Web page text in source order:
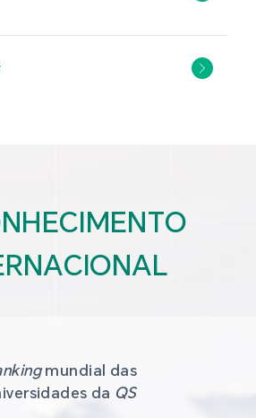
mundial das
da QS